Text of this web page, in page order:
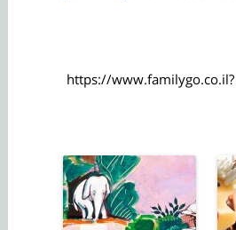
כתובת מקוצרת לכתבה זו: https://www.familygo.co.il?